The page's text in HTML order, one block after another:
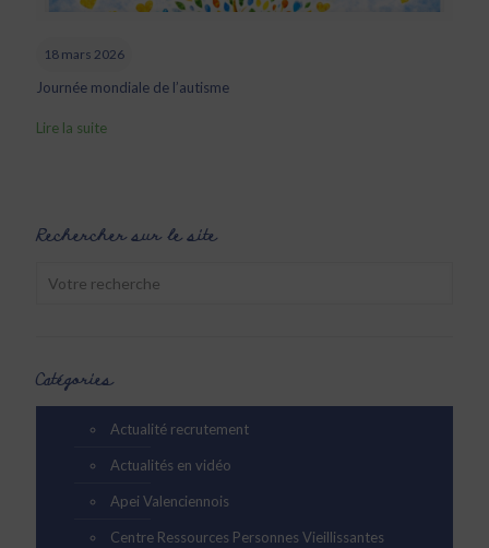
18 mars 2026
Journée mondiale de l’autisme
Lire la suite
Rechercher sur le site
Catégories
Actualité recrutement
Actualités en vidéo
Apei Valenciennois
Centre Ressources Personnes Vieillissantes